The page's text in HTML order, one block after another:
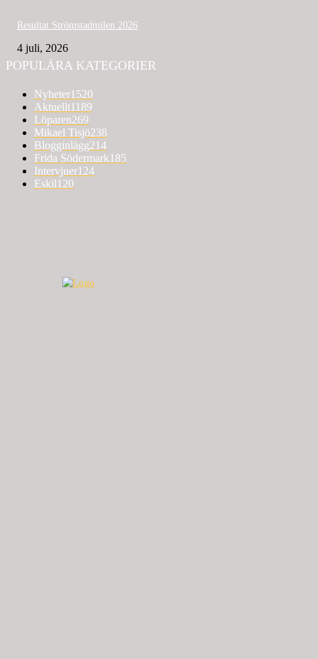
Resultat Strömstadmilen 2026
4 juli, 2026
POPULÄRA KATEGORIER
Nyheter1520
Aktuellt1189
Löparen269
Mikael Tisjö238
Blogginlägg214
Frida Södermark185
Intervjuer124
Eskil120